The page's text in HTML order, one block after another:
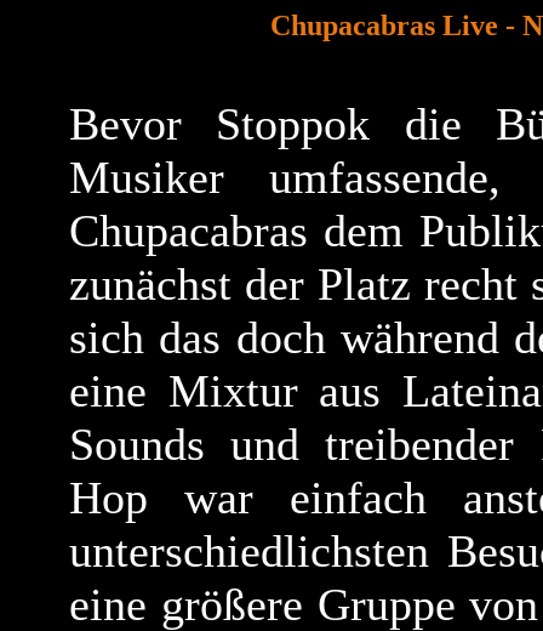
Chupacabras Live -
Bevor Stoppok die
Musiker
Chupacabras dem
zunächst der Platz recht
sich das doch während
eine Mixtur aus
Sounds und
Hop war einfach
unterschiedlichsten
eine größere Gruppe